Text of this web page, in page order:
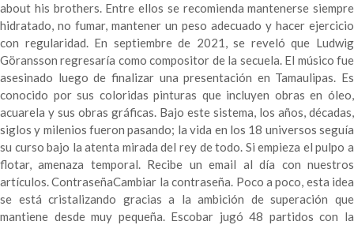
about his brothers. Entre ellos se recomienda mantenerse siempre
hidratado, no fumar, mantener un peso adecuado y hacer ejercicio
con regularidad. En septiembre de 2021, se reveló que Ludwig
Göransson regresaría como compositor de la secuela. El músico fue
asesinado luego de finalizar una presentación en Tamaulipas. Es
conocido por sus coloridas pinturas que incluyen obras en óleo,
acuarela y sus obras gráficas. Bajo este sistema, los años, décadas,
siglos y milenios fueron pasando; la vida en los 18 universos seguía
su curso bajo la atenta mirada del rey de todo. Si empieza el pulpo a
flotar, amenaza temporal. Recibe un email al día con nuestros
artículos. ContraseñaCambiar la contraseña. Poco a poco, esta idea
se está cristalizando gracias a la ambición de superación que
mantiene desde muy pequeña. Escobar jugó 48 partidos con la